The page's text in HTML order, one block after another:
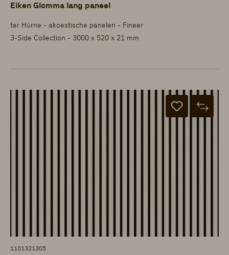
Eiken Glomma lang paneel
ter Hürne - akoestische panelen - Fineer
3-Side Collection - 3000 x 520 x 21 mm
1101321305